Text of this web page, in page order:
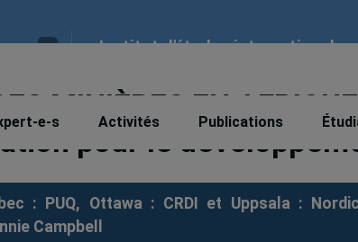
Institut d'études internationales
e-s Activités Publications
MINIÈRES EN
pour le
: PUQ, Ottawa : CRDI et Uppsala :
Campbell